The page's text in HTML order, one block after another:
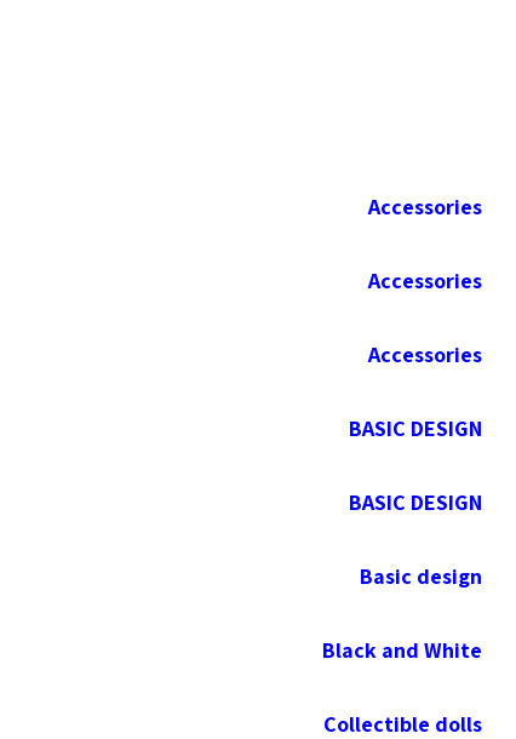
Accessories
Accessories
Accessories
BASIC DESIGN
BASIC DESIGN
Basic design
Black and White
Collectible dolls